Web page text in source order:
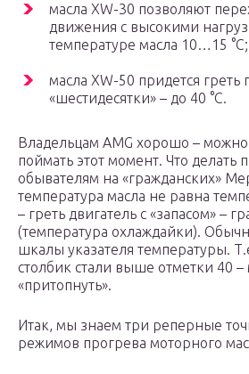
масла ХW-30 позволяют
движения с высокими
температуре масла 10…15 °C;
масла XW-50 придется греть
«шестидесятки» – до 40 °C.
Владельцам AMG хорошо – можно
поймать этот момент. Что делать
обывателям на «гражданских»
температура масла не равна
– греть двигатель с «запасом» –
(температура охлаждайки).
шкалы указателя температуры.
столбик стали выше отметки 40
«притопнуть».
Итак, мы знаем три реперные
режимов прогрева моторного